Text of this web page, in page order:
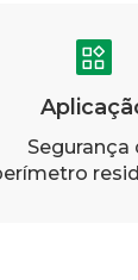
Segurança